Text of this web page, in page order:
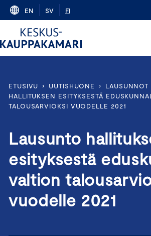
Skip
content
EN SV FI
ETUSIVU › UUTISHUONE › LAUSUNNOT
HALLITUKSEN ESITYKSESTÄ
TALOUSARVIOKSI VUODELLE 2021
Lausunto
esityksestä
valtion
vuodelle 2021